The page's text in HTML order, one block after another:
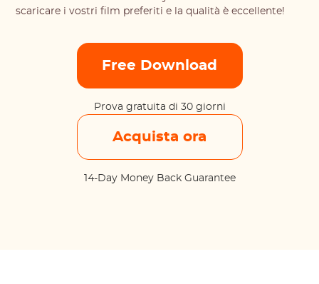
scaricare i vostri film preferiti e la qualità è eccellente!
Free Download
Prova gratuita di 30 giorni
Acquista ora
14-Day Money Back Guarantee